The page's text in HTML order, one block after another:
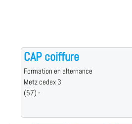
CAP coiffure
Formation en alternance
Metz cedex 3
(57) -